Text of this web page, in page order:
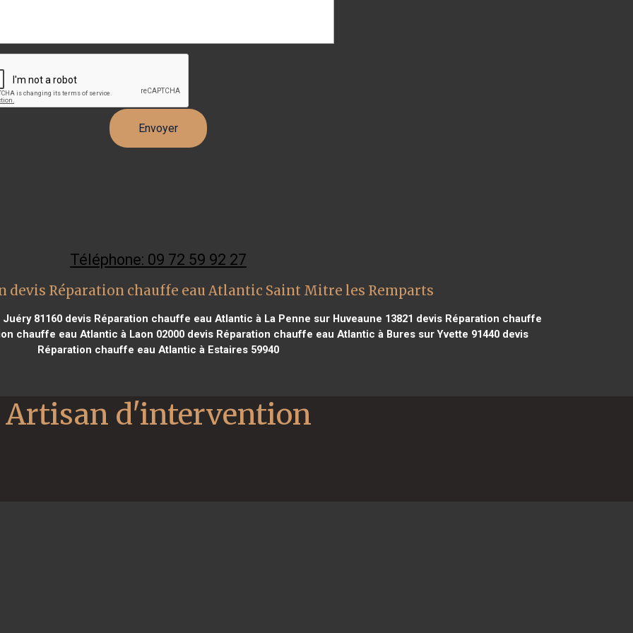
Téléphone: 09 72 59 92 27
devis Réparation chauffe eau Atlantic Saint Mitre les Remparts
81160devis Réparation chauffe eau Atlantic à La Penne sur Huveaune 13821 devis Réparation chauffe
chauffe eau Atlantic à Laon 02000devis Réparation chauffe eau Atlantic à Bures sur Yvette 91440devis
Réparation chauffe eau Atlantic à Estaires 59940
Artisan d'intervention